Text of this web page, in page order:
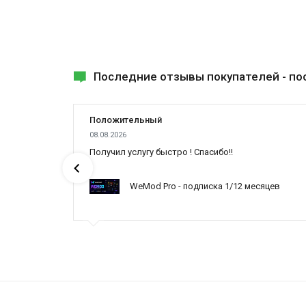
Последние отзывы покупателей -
Положительный
08.08.2026
Получил услугу быстро ! Спасибо!!
WeMod Pro - подписка 1/12 месяцев